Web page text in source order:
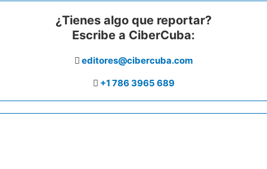
¿Tienes algo que reportar?
Escribe a CiberCuba:
editores@cibercuba.com
+1 786 3965 689